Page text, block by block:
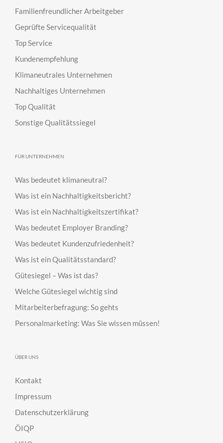
Familienfreundlicher Arbeitgeber
Geprüfte Servicequalität
Top Service
Kundenempfehlung
Klimaneutrales Unternehmen
Nachhaltiges Unternehmen
Top Qualität
Sonstige Qualitätssiegel
FÜR UNTERNEHMEN
Was bedeutet klimaneutral?
Was ist ein Nachhaltigkeitsbericht?
Was ist ein Nachhaltigkeitszertifikat?
Was bedeutet Employer Branding?
Was bedeutet Kundenzufriedenheit?
Was ist ein Qualitätsstandard?
Gütesiegel – Was ist das?
Welche Gütesiegel wichtig sind
Mitarbeiterbefragung: So gehts
Personalmarketing: Was Sie wissen müssen!
ÜBER UNS
Kontakt
Impressum
Datenschutzerklärung
ÖIQP